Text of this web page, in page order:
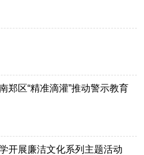
郑区“精准滴灌”推动警示教育
开展廉洁文化系列主题活动